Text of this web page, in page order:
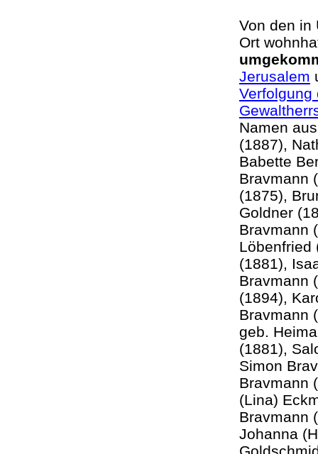
Von den in
Ort
Jerusalem
Verfolgung
Namen
(1887),
Babette
Bravmann
(1875),
Goldner
Bravmann
Löbenfried
(1881),
Bravmann
(1894),
Bravmann
geb.
(1881),
Simon
Bravmann
(Lina)
Bravmann
Johanna